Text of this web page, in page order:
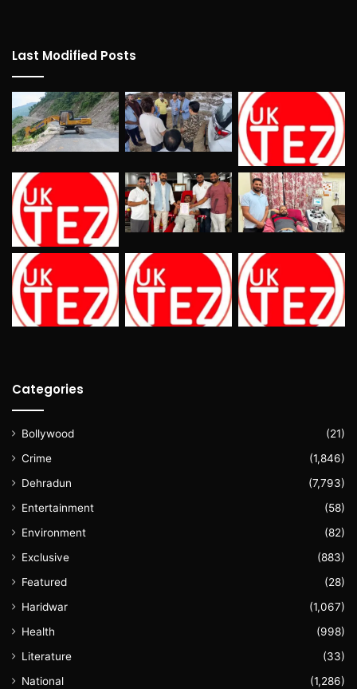
Last Modified Posts
Categories
Bollywood
(21)
Crime
(1,846)
Dehradun
(7,793)
Entertainment
(58)
Environment
(82)
Exclusive
(883)
Featured
(28)
Haridwar
(1,067)
Health
(998)
Literature
(33)
National
(1,286)